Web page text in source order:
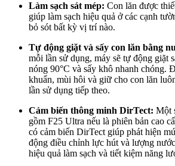
Làm sạch sát mép: Con lăn được
giúp làm sạch hiệu quả ở các cạnh
bỏ sót bất kỳ vị trí nào.
Tự động giặt và sấy con lăn bằng
mỗi lần sử dụng, máy sẽ tự động giặt
nóng 90°C và sấy khô nhanh chóng.
khuẩn, mùi hôi và giữ cho con lăn
lần sử dụng tiếp theo.
Cảm biến thông minh DirTect: Một
gồm F25 Ultra nếu là phiên bản cao
có cảm biến DirTect giúp phát hiện
động điều chỉnh lực hút và lượng
hiệu quả làm sạch và tiết kiệm năng